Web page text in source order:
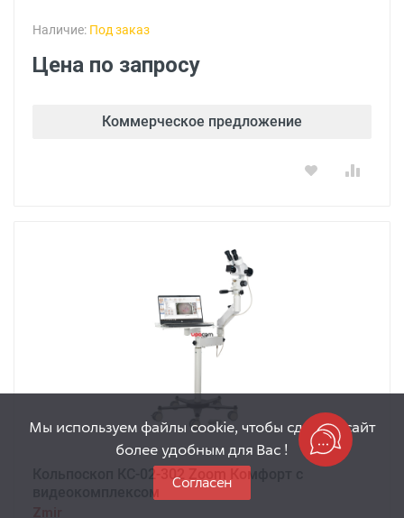
Наличие: Под заказ
Цена по запросу
Коммерческое предложение
Кольпоскоп КС-02-302 Zoom Комфорт с
Мы используем файлы cookie, чтобы сделать сайт
более удобным для Вас !
Согласен